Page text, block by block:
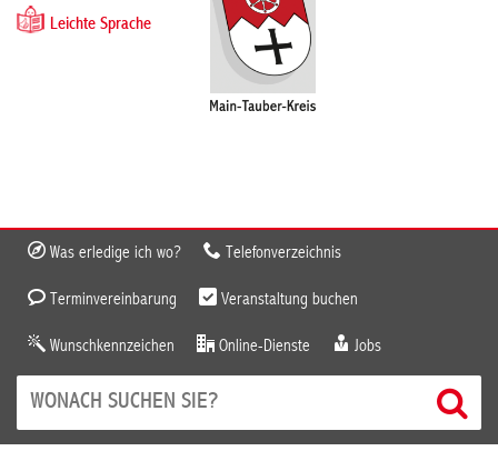
Leichte Sprache
Was erledige ich wo? Telefonverzeichnis
Terminvereinbarung Veranstaltung buchen
Wunschkennzeichen Online-Dienste Jobs